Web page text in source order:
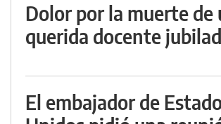
Dolor por la muerte de
querida docente
El embajador de